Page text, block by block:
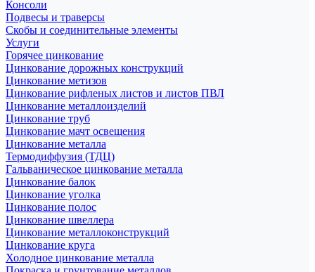
Консоли
Подвесы и траверсы
Скобы и соединительные элементы
Услуги
Горячее цинкование
Цинкование дорожных конструкций
Цинкование метизов
Цинкование рифленых листов и листов ПВЛ
Цинкование металлоизделий
Цинкование труб
Цинкование мачт освещения
Цинкование металла
Термодиффузия (ТДЦ)
Гальваническое цинкование металла
Цинкование балок
Цинкование уголка
Цинкование полос
Цинкование швеллера
Цинкование металлоконструкций
Цинкование круга
Холодное цинкование металла